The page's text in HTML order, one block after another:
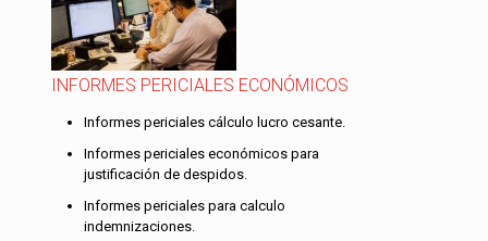
INFORMES PERICIALES ECONÓMICOS
Informes periciales cálculo lucro cesante.
Informes periciales económicos para
justificación de despidos.
Informes periciales para calculo
indemnizaciones.